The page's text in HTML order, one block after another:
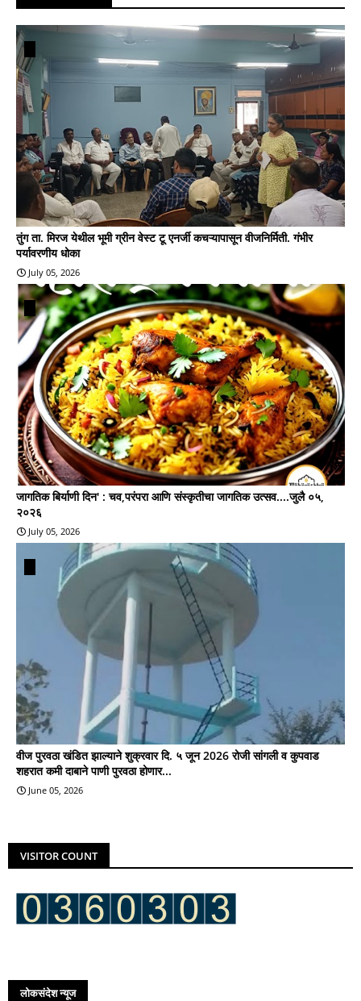
तुंग ता. मिरज येथील भूमी ग्रीन वेस्ट टू एनर्जी कचऱ्यापासून वीजनिर्मिती. गंभीर
पर्यावरणीय धोका
July 05, 2026
जागतिक बिर्याणी दिन' : चव,परंपरा आणि संस्कृतीचा जागतिक उत्सव....जुलै ०५,
२०२६
July 05, 2026
वीज पुरवठा खंडित झाल्याने शुक्रवार दि. ५ जून 2026 रोजी सांगली व कुपवाड
शहरात कमी दाबाने पाणी पुरवठा होणार...
June 05, 2026
VISITOR COUNT
लोकसंदेश न्यूज